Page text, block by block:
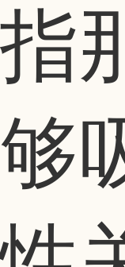
指
够